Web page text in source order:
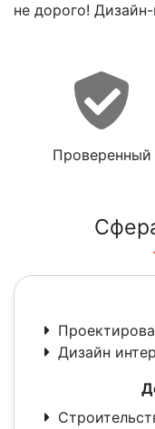
не дорого!
Проверенный
Дизайн